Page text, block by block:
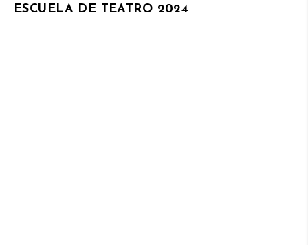
ESCUELA DE TEATRO 2024